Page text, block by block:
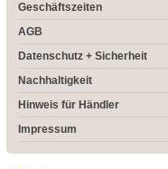
Geschäftszeiten
AGB
Datenschutz + Sicherheit
Nachhaltigkeit
Hinweis für Händler
Impressum